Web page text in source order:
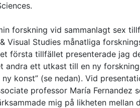
forskning vid sammanlagt sex
Studies månatliga
första tillfället presenterade jag
ett utkast till en ny
konst” (se nedan). Vid
professor María Fernandez
mig på likheten mellan